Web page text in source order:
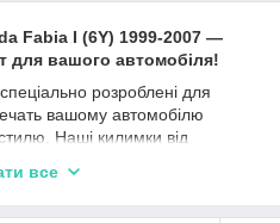
Fabia I (6Y) 1999-2007 —
для вашого автомобіля!
розроблені для
вашому автомобілю
Наші килимки від
для Шкода Фабія 1 та
все